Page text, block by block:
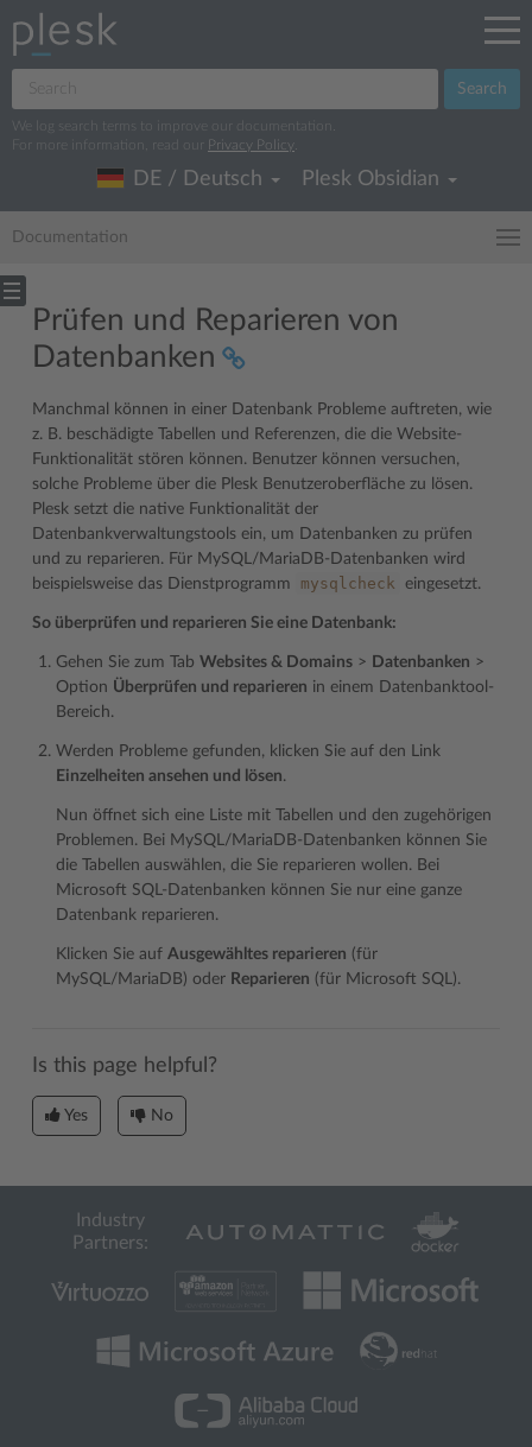
Search
We log search terms to improve our documentation.
For more information, read our
Privacy Policy
DE / Deutsch Plesk Obsidian
Documentation
Prüfen und Reparieren von
Datenbanken
Manchmal können in einer Datenbank Probleme auftreten, wie
z. B. beschädigte Tabellen und Referenzen, die die Website-
Funktionalität stören können. Benutzer können versuchen,
solche Probleme über die Plesk Benutzeroberfläche zu lösen.
Plesk setzt die native Funktionalität der
Datenbankverwaltungstools ein, um Datenbanken zu prüfen
und zu reparieren. Für MySQL/MariaDB-Datenbanken wird
beispielsweise das Dienstprogramm
mysqlcheck eingesetzt.
So überprüfen und reparieren Sie eine Datenbank:
Gehen Sie zum Tab Websites & Domains > Datenbanken >
Option Überprüfen und reparieren in einem Datenbanktool-
Bereich.
Werden Probleme gefunden, klicken Sie auf den Link
Einzelheiten ansehen und lösen.
Nun öffnet sich eine Liste mit Tabellen und den zugehörigen
Problemen. Bei MySQL/MariaDB-Datenbanken können Sie
die Tabellen auswählen, die Sie reparieren wollen. Bei
Microsoft SQL-Datenbanken können Sie nur eine ganze
Datenbank reparieren.
Klicken Sie auf Ausgewähltes reparieren (für
MySQL/MariaDB) oder Reparieren (für Microsoft SQL).
Is this page helpful?
Yes No
Industry
Partners: